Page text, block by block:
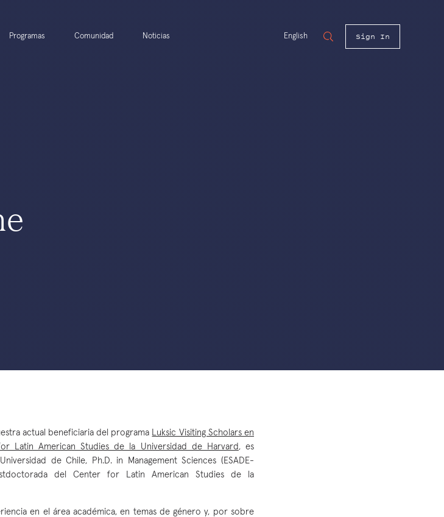
Programas Comunidad Noticias English Sign In
actual beneficiaria del programa Luksic Visiting Scholars en
Latin American Studies de la Universidad de Harvard , es
de Chile, Ph.D. in Management Sciences (ESADE-
del Center for Latin American Studies de la
en el área académica, en temas de género y, por sobre